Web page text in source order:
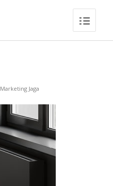
Marketing Jaga